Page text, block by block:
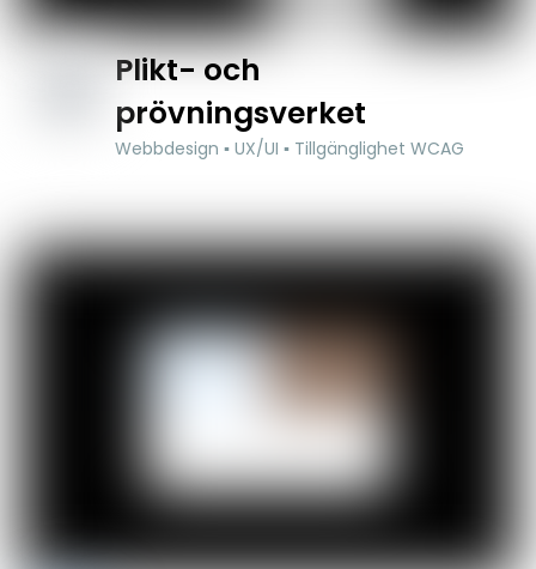
Plikt- och
prövningsverket
Webbdesign ▪ UX/UI ▪ Tillgänglighet WCAG